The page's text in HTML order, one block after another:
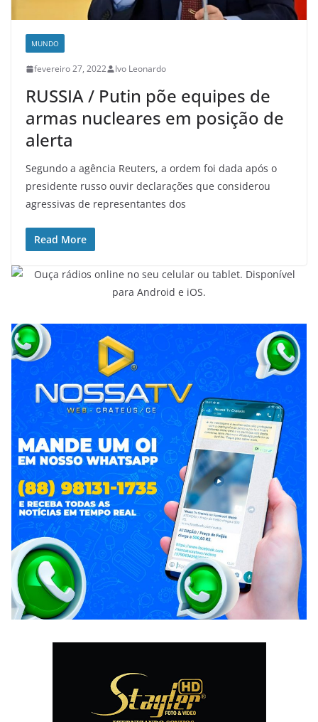
MUNDO
fevereiro 27, 2022 Ivo Leonardo
RUSSIA / Putin põe equipes de
armas nucleares em posição de
alerta
Segundo a agência Reuters, a ordem foi dada após o
presidente russo ouvir declarações que considerou
agressivas de representantes dos
Read More